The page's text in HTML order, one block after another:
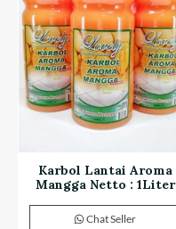
Karbol Lantai Aroma
Mangga Netto : 1Liter
Chat Seller